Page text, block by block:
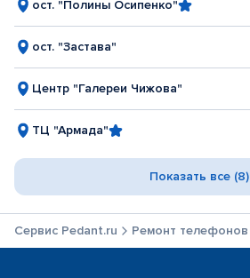
ост. "Полины Осипенко"
ост. "Застава"
Центр "Галереи Чижова"
ТЦ "Армада"
Показать все (8)
Сервис Pedant.ru Ремонт телефонов